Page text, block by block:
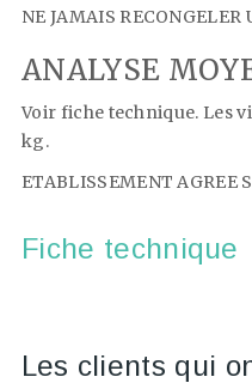
NE JAMAIS
ANALYSE
Voir fiche technique. Les
kg.
ETABLISSEMENT AGREE
Fiche technique
Les clients qui